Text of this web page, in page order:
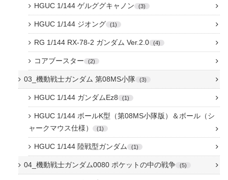
HGUC 1/144 ゲルググキャノン 3
HGUC 1/144 ジオング 1
RG 1/144 RX-78-2 ガンダム Ver.2.0 4
コアブースター 2
03_機動戦士ガンダム 第08MS小隊 3
HGUC 1/144 ガンダムEz8 1
HGUC 1/144 ボールK型（第08MS小隊版）＆ボール（シ
ャークマウス仕様）
1
HGUC 1/144 陸戦型ガンダム 1
04_機動戦士ガンダム0080 ポケットの中の戦争 5